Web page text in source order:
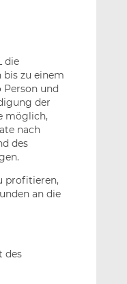
die
bis zu einem
Person und
der
möglich,
nach
des
profitieren,
an die
des